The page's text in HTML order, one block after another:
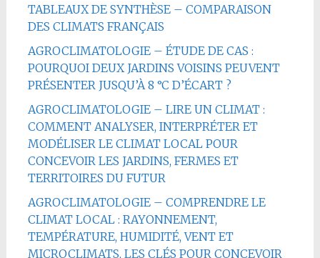
TABLEAUX DE SYNTHÈSE – COMPARAISON
DES CLIMATS FRANÇAIS
AGROCLIMATOLOGIE – ÉTUDE DE CAS :
POURQUOI DEUX JARDINS VOISINS PEUVENT
PRÉSENTER JUSQU’À 8 °C D’ÉCART ?
AGROCLIMATOLOGIE – LIRE UN CLIMAT :
COMMENT ANALYSER, INTERPRÉTER ET
MODÉLISER LE CLIMAT LOCAL POUR
CONCEVOIR LES JARDINS, FERMES ET
TERRITOIRES DU FUTUR
AGROCLIMATOLOGIE – COMPRENDRE LE
CLIMAT LOCAL : RAYONNEMENT,
TEMPÉRATURE, HUMIDITÉ, VENT ET
MICROCLIMATS, LES CLÉS POUR CONCEVOIR